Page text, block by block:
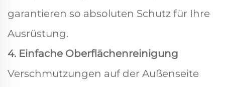
garantieren so absoluten Schutz für Ihre
Ausrüstung.
4. Einfache Oberflächenreinigung
Verschmutzungen auf der Außenseite